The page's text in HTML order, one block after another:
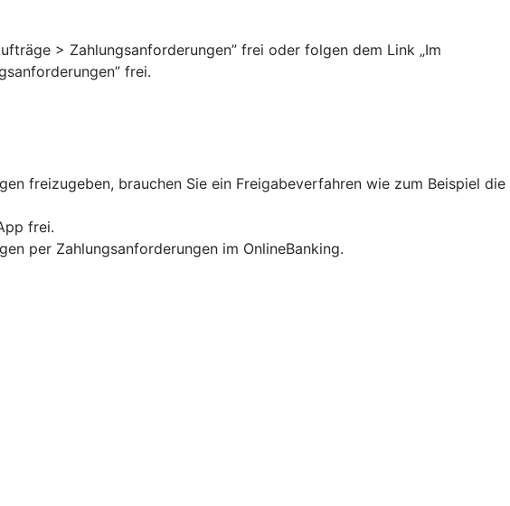
> Zahlungsanforderungen”­ frei oder folgen dem Link „Im
frei.
freizugeben, brauchen Sie ein Freigabeverfahren wie zum Beispiel die
frei.
per Zahlungsanforderungen im OnlineBanking.